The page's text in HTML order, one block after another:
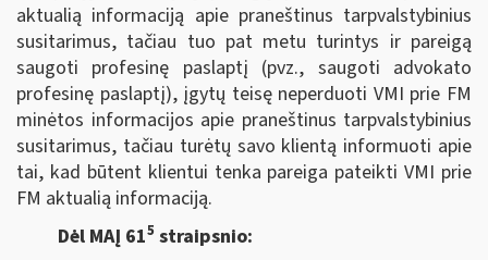
aktualią informaciją apie praneštinus tarpvalstybinius
susitarimus, tačiau tuo pat metu turintys ir pareigą
saugoti profesinę paslaptį (pvz., saugoti advokato
profesinę paslaptį), įgytų teisę neperduoti VMI prie FM
minėtos informacijos apie praneštinus tarpvalstybinius
susitarimus, tačiau turėtų savo klientą informuoti apie
tai, kad būtent klientui tenka pareiga pateikti VMI prie
FM aktualią informaciją.
Dėl MAĮ 615 straipsnio: